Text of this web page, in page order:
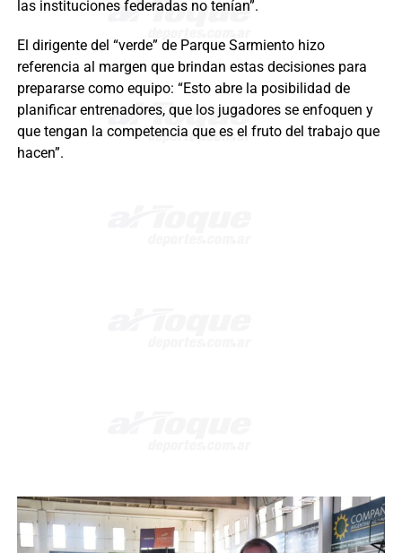
las instituciones federadas no tenían”.
El dirigente del “verde” de Parque Sarmiento hizo
referencia al margen que brindan estas decisiones para
prepararse como equipo: “Esto abre la posibilidad de
planificar entrenadores, que los jugadores se enfoquen y
que tengan la competencia que es el fruto del trabajo que
hacen”.